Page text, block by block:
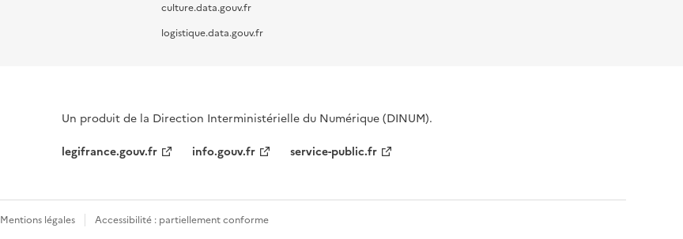
culture.data.gouv.fr
logistique.data.gouv.fr
Un produit de la Direction Interministérielle du Numérique (DINUM).
legifrance.gouv.fr
info.gouv.fr service-public.fr
Mentions légales Accessibilité : partiellement conforme